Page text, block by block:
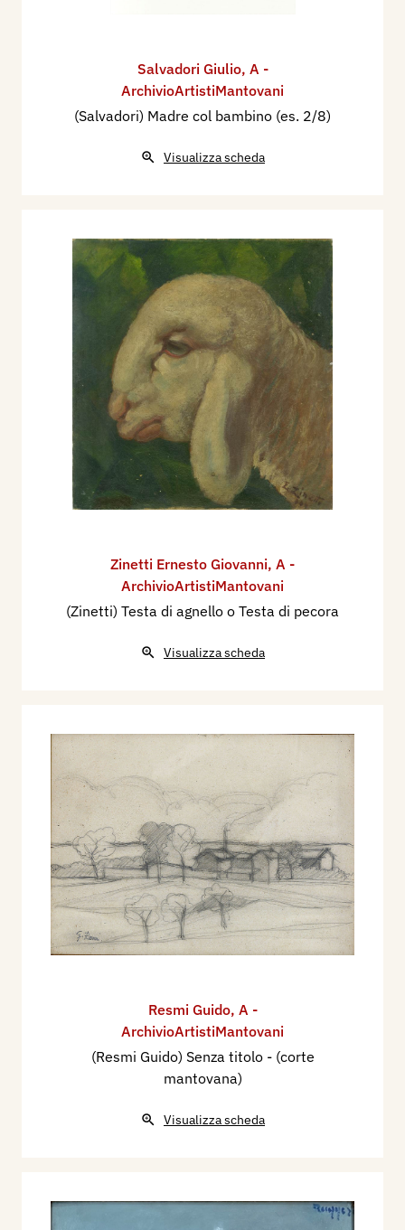
Salvadori Giulio, A -
ArchivioArtistiMantovani
(Salvadori) Madre col bambino (es. 2/8)
Visualizza scheda
Zinetti Ernesto Giovanni, A -
ArchivioArtistiMantovani
(Zinetti) Testa di agnello o Testa di pecora
Visualizza scheda
Resmi Guido, A -
ArchivioArtistiMantovani
(Resmi Guido) Senza titolo - (corte
mantovana)
Visualizza scheda